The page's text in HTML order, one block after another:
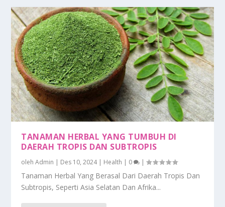
TANAMAN HERBAL YANG TUMBUH DI
DAERAH TROPIS DAN SUBTROPIS
olehAdmin | Des 10, 2024| Health | 0 |
Tanaman Herbal Yang Berasal Dari Daerah Tropis Dan
Subtropis, Seperti Asia Selatan Dan Afrika...